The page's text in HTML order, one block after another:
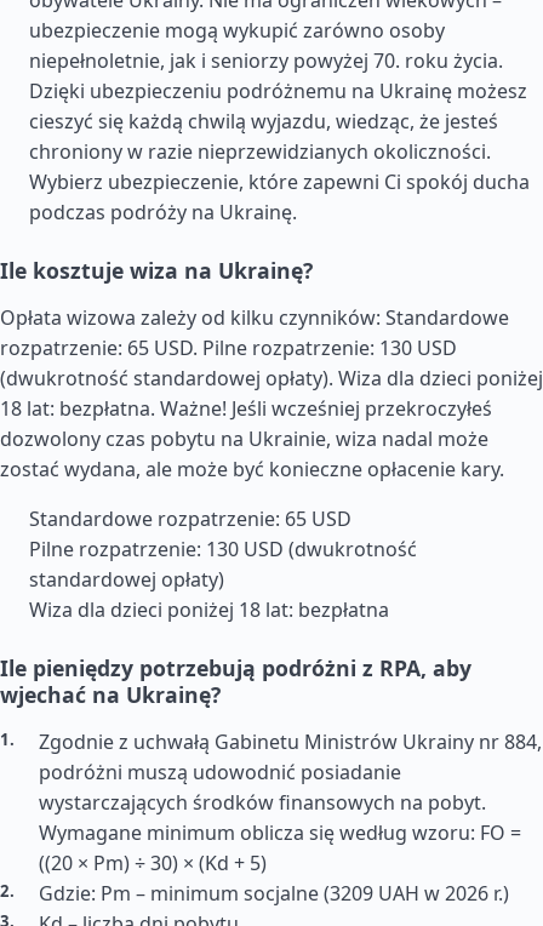
ubezpieczenie mogą wykupić zarówno osoby
niepełnoletnie, jak i seniorzy powyżej 70. roku życia.
Dzięki ubezpieczeniu podróżnemu na Ukrainę możesz
cieszyć się każdą chwilą wyjazdu, wiedząc, że jesteś
chroniony w razie nieprzewidzianych okoliczności.
Wybierz ubezpieczenie, które zapewni Ci spokój ducha
podczas podróży na Ukrainę.
Ile kosztuje wiza na Ukrainę?
Opłata wizowa zależy od kilku czynników: Standardowe
rozpatrzenie: 65 USD. Pilne rozpatrzenie: 130 USD
(dwukrotność standardowej opłaty). Wiza dla dzieci poniżej
18 lat: bezpłatna. Ważne! Jeśli wcześniej przekroczyłeś
dozwolony czas pobytu na Ukrainie, wiza nadal może
zostać wydana, ale może być konieczne opłacenie kary.
Standardowe rozpatrzenie: 65 USD
Pilne rozpatrzenie: 130 USD (dwukrotność
standardowej opłaty)
Wiza dla dzieci poniżej 18 lat: bezpłatna
Ile pieniędzy potrzebują podróżni z RPA, aby
wjechać na Ukrainę?
Zgodnie z uchwałą Gabinetu Ministrów Ukrainy nr 884,
podróżni muszą udowodnić posiadanie
wystarczających środków finansowych na pobyt.
Wymagane minimum oblicza się według wzoru: FO =
((20 × Pm) ÷ 30) × (Kd + 5)
Gdzie: Pm – minimum socjalne (3209 UAH w 2026 r.)